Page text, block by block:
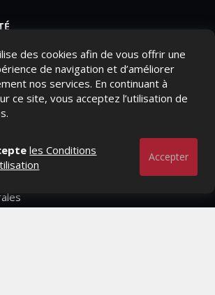
des cookies afin de vous offrir une
de navigation et d’améliorer
nos services. En continuant à
ce site, vous acceptez l’utilisation de
les Conditions
Accepter
?